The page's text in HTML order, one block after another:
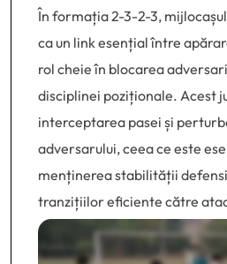
În formația 2-3-2-3,
ca un link esențial între
rol cheie în blocarea
disciplinei poziționale. Acest
interceptarea pasei și
adversarului, ceea ce este
menținerea stabilității
tranzițiilor eficiente către